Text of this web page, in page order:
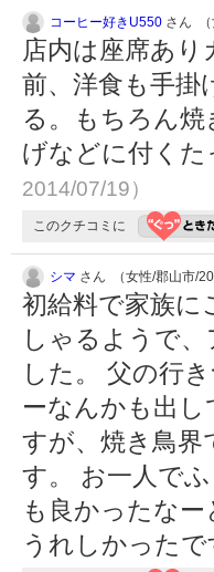
コーヒー好きU550 さん （
店内は座席あ
前、洋食も手掛
る。もちろん
げなどに付く
2014/07/19）
このクチコミに
シマ さん （女性/郡山市/20
初給料で家族に
しゃるようで
した。 父の行
ーなんかも出
すが、焼き鳥
す。 お一人で
も良かったな
うれしかったで